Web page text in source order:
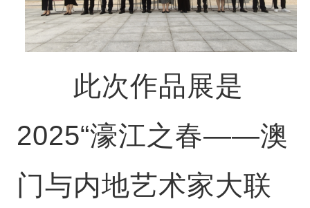
此次作品展是
2025“濠江之春——澳
门与内地艺术家大联